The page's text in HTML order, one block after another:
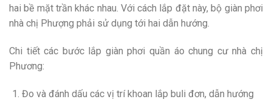
hai bề mặt trần khác nhau. Với cách lắp đặt này, bộ giàn phơi
nhà chị Phượng phải sử dụng tới hai dẫn hướng.
Chi tiết các bước lắp giàn phơi quần áo chung cư nhà chị
Phương:
Đo và đánh dấu các vị trí khoan lắp buli đơn, dẫn hướng